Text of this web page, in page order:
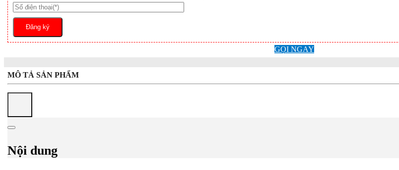
GỌI NGAY
MÔ TẢ SẢN PHẨM
Nội dung